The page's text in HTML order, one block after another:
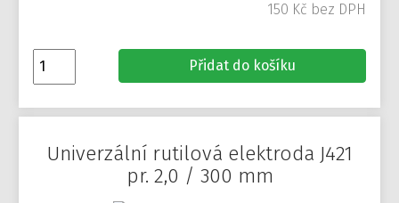
150 Kč bez DPH
Přidat do košíku
Univerzální rutilová elektroda J421
pr. 2,0 / 300 mm